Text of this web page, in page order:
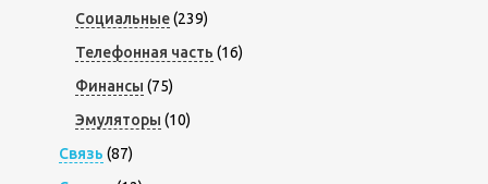
Социальные(239)
Телефонная часть (16)
Финансы (75)
Эмуляторы (10)
Связь (87)